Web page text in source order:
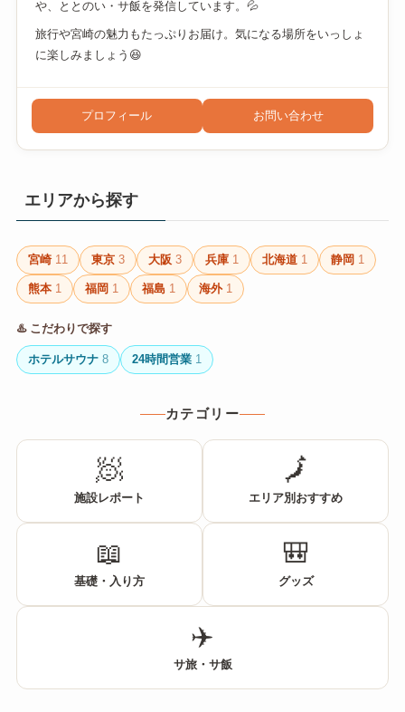
や、ととのい・サ飯を発信しています。💦
旅行や宮崎の魅力もたっぷりお届け。気になる場所をいっしょ
に楽しみましょう😆
プロフィール お問い合わせ
エリアから探す
宮崎 11 東京 3 大阪 3 兵庫 1 北海道 1 静岡 1
熊本 1 福岡 1 福島 1 海外 1
♨️ こだわりで探す
ホテルサウナ 8 24時間営業 1
カテゴリー
🧖
施設レポート
🗾
エリア別おすすめ
📖
基礎・入り方
🎒
グッズ
✈️
サ旅・サ飯